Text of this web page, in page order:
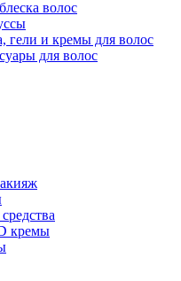
волос
гели и кремы для волос
для волос
кремы